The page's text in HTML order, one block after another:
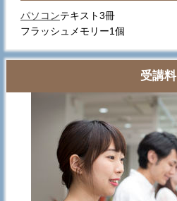
パソコンテキスト3冊
フラッシュメモリー1個
受講料